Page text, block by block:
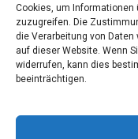
Cookies, um Informationen
zuzugreifen. Die
die Verarbeitung von
auf dieser Website. Wenn
widerrufen, kann dies
beeinträchtigen.